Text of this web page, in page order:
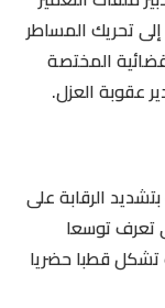
تحريك المساطر
المختصة
عقوبة العزل.
الرقابة على
تعرف توسعا
تشكل قطبا حضريا